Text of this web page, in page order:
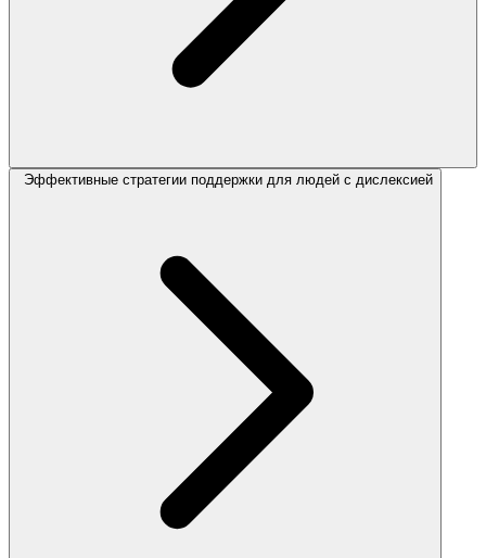
Эффективные стратегии поддержки для людей с дислексией